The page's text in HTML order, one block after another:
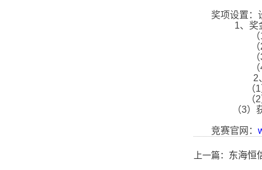
奖项设置：
1、奖
（
（
（
（
2
（1
（2
（3）
竞赛官网：
上一篇： 东海恒